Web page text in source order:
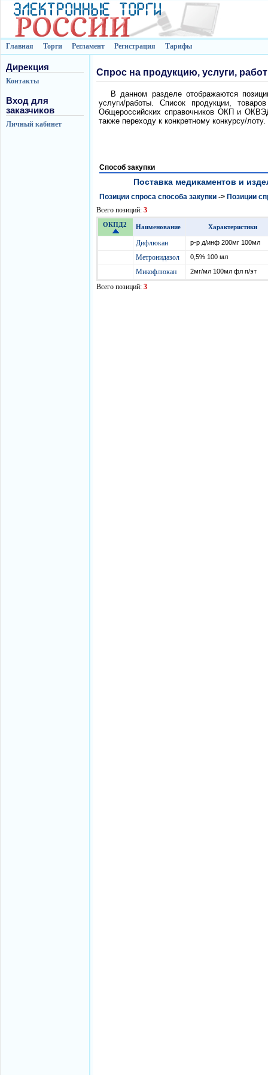
Главная Торги Регламент Регистрация Тарифы
Дирекция
Контакты
Вход для
заказчиков
Личный кабинет
Спрос на продукцию, услуги,
В данном разделе отображаются
услуги/работы. Список продукции,
Общероссийских справочников ОКП и
также переходу к конкретному конкурсу/лоту.
Способ закупки
Поставка медикаментов и
Позиции спроса способа закупки -> Позиции
Всего позиций: 3
ОКПД2 Наименование Характеристики
Дифлюкан р-р д/инф 200мг 100мл
Метронидазол 0,5% 100 мл
Микофлюкан 2мг/мл 100мл фл п/эт
Всего позиций: 3